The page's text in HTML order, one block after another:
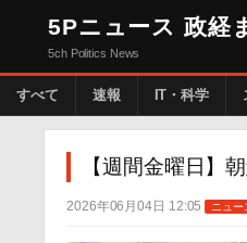
5Pニュース 政経
5ch Politics News
すべて 速報 IT・科学
【週間金曜日】
2026年06月04日 12:05 ニュー